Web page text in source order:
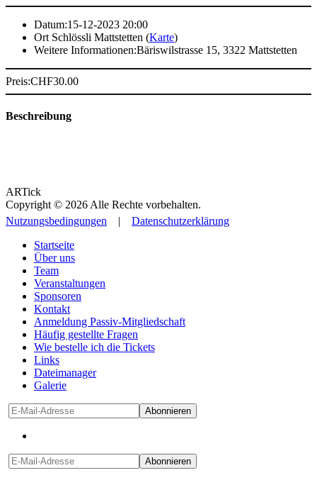
Datum:15-12-2023 20:00
Ort Schlössli Mattstetten (Karte)
Weitere Informationen:Bäriswilstrasse 15, 3322 Mattstetten
Preis:CHF30.00
Beschreibung
ARTick
Copyright © 2026 Alle Rechte vorbehalten.
Nutzungsbedingungen | Datenschutzerklärung
Startseite
Über uns
Team
Veranstaltungen
Sponsoren
Kontakt
Anmeldung Passiv-Mitgliedschaft
Häufig gestellte Fragen
Wie bestelle ich die Tickets
Links
Dateimanager
Galerie
Abonnieren
Abonnieren